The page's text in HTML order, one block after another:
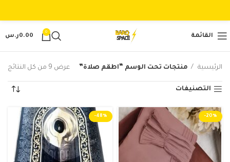
القائمة
0
0.00ر.س
الرئيسية منتجات تحت الوسم “اطقم صلاة” عرض ⁦9⁩ من كل النتائج
التصنيفات
-20%
-48%